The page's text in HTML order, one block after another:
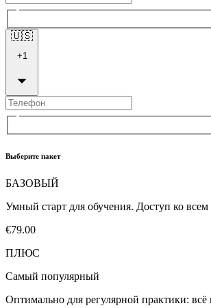
🇺🇸
+1
Выберите пакет
БАЗОВЫЙ
Умный старт для обучения. Доступ ко
€79.00
ПЛЮС
Самый популярный
Оптимально для регулярной практики: всё